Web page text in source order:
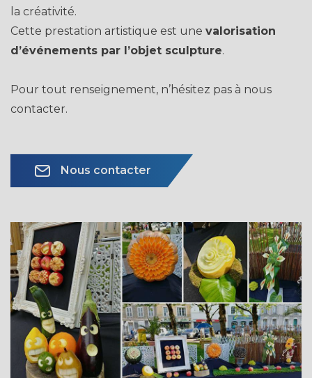
la créativité.
Cette prestation artistique est une valorisation
d’événements par l’objet sculpture.
Pour tout renseignement, n’hésitez pas à nous
contacter.
Nous contacter